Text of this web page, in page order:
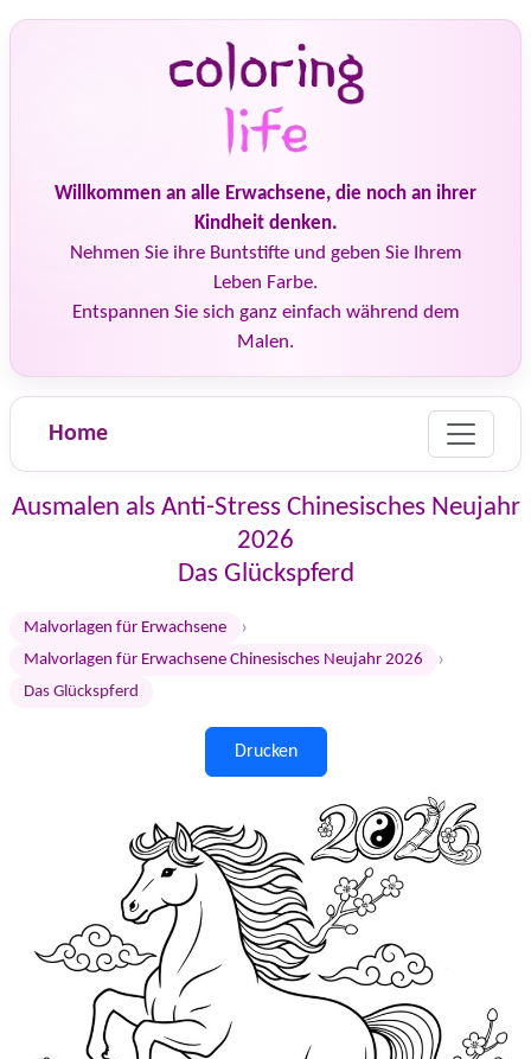
Willkommen an alle Erwachsene, die noch an ihrer
Kindheit denken.
Nehmen Sie ihre Buntstifte und geben Sie Ihrem
Leben Farbe.
Entspannen Sie sich ganz einfach während dem
Malen.
Home
Ausmalen als Anti-Stress Chinesisches Neujahr
2026
Das Glückspferd
Malvorlagen für Erwachsene ›
Malvorlagen für Erwachsene Chinesisches Neujahr 2026 ›
Das Glückspferd
Drucken